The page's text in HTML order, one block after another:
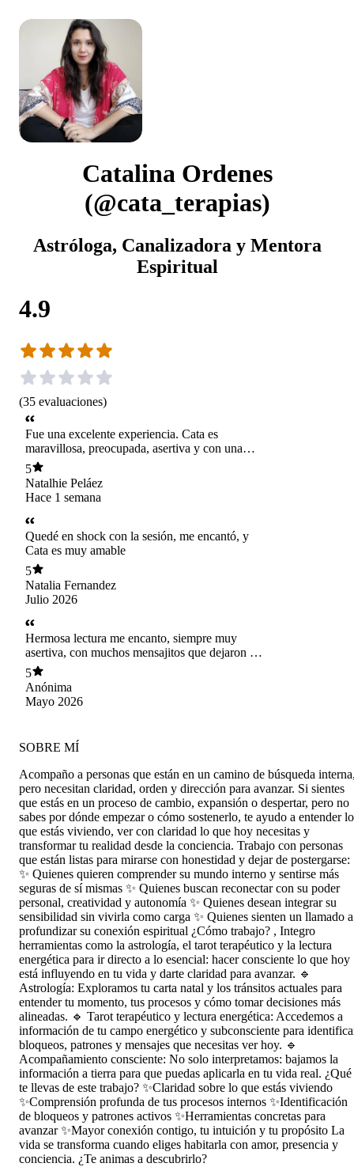
Catalina Ordenes
(@cata_terapias)
Astróloga, Canalizadora y Mentora
Espiritual
4.9
(35 evaluaciones)
Fue una excelente experiencia. Cata es
maravillosa, preocupada, asertiva y con una
intuición increíble. Totalmente recomendada.
5
Natalhie Peláez
Hace 1 semana
Quedé en shock con la sesión, me encantó, y
Cata es muy amable
5
Natalia Fernandez
Julio 2026
Hermosa lectura me encanto, siempre muy
asertiva, con muchos mensajitos que dejaron mis
guías que me encantaron. A seguir trabajando
en mi... muchas gracias por ser un canal de luz y
transmitir los mensajitos con mucho amor y
sabiduría..
5
Anónima
Mayo 2026
SOBRE MÍ
Acompaño a personas que están en un camino de búsqueda
pero necesitan claridad, orden y dirección para avanzar. Si sientes
que estás en un proceso de cambio, expansión o despertar, pero no
sabes por dónde empezar o cómo sostenerlo, te ayudo a entender lo
que estás viviendo, ver con claridad lo que hoy necesitas y
transformar tu realidad desde la conciencia. Trabajo con personas
que están listas para mirarse con honestidad y dejar de postergarse:
✨ Quienes quieren comprender su mundo interno y sentirse más
seguras de sí mismas ✨ Quienes buscan reconectar con su poder
personal, creatividad y autonomía ✨ Quienes desean integrar su
sensibilidad sin vivirla como carga ✨ Quienes sienten un llamado a
profundizar su conexión espiritual ¿Cómo trabajo? , Integro
herramientas como la astrología, el tarot terapéutico y la lectura
energética para ir directo a lo esencial: hacer consciente lo que hoy
está influyendo en tu vida y darte claridad para avanzar. 🔹
Astrología: Exploramos tu carta natal y los tránsitos actuales para
entender tu momento, tus procesos y cómo tomar decisiones más
alineadas. 🔹 Tarot terapéutico y lectura energética: Accedemos a
información de tu campo energético y subconsciente para
bloqueos, patrones y mensajes que necesitas ver hoy. 🔹
Acompañamiento consciente: No solo interpretamos: bajamos la
información a tierra para que puedas aplicarla en tu vida real. ¿Qué
te llevas de este trabajo? ✨Claridad sobre lo que estás viviendo
✨Comprensión profunda de tus procesos internos ✨Identificación
de bloqueos y patrones activos ✨Herramientas concretas para
avanzar ✨Mayor conexión contigo, tu intuición y tu propósito La
vida se transforma cuando eliges habitarla con amor, presencia y
conciencia. ¿Te animas a descubrirlo?